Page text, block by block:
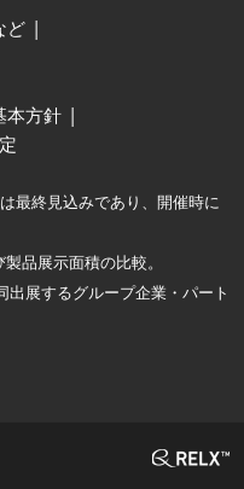
ど
本方針
最終見込みであり、開催時に
品展示面積の比較。
展するグループ企業・パート